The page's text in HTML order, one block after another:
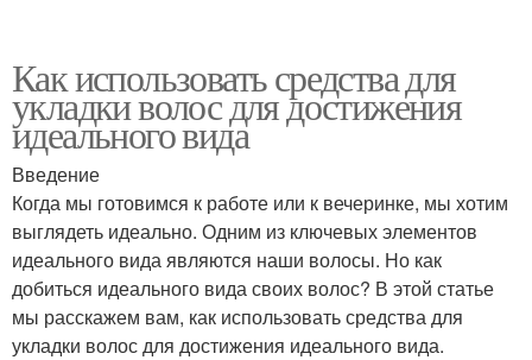
Как использовать средства для
укладки волос для достижения
идеального вида
Введение
Когда мы готовимся к работе или к вечеринке, мы хотим
выглядеть идеально. Одним из ключевых элементов
идеального вида являются наши волосы. Но как
добиться идеального вида своих волос? В этой статье
мы расскажем вам, как использовать средства для
укладки волос для достижения идеального вида.